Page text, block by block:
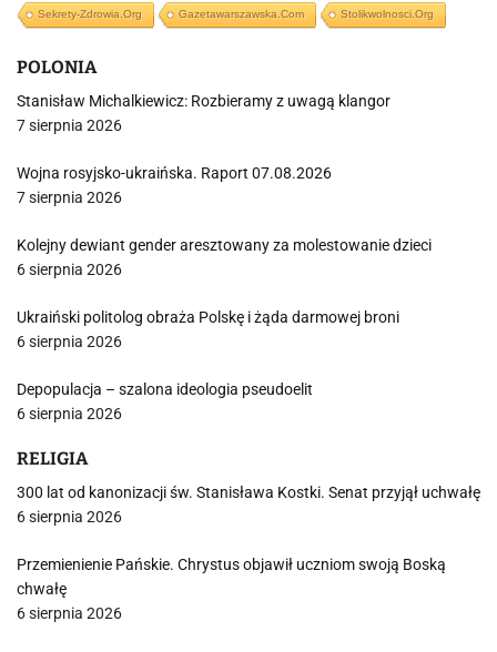
Sekrety-Zdrowia.org Gazetawarszawska.com Stolikwolnosci.org
POLONIA
Stanisław Michalkiewicz: Rozbieramy z uwagą klangor
7 sierpnia 2026
Wojna rosyjsko-ukraińska. Raport 07.08.2026
7 sierpnia 2026
Kolejny dewiant gender aresztowany za molestowanie dzieci
6 sierpnia 2026
Ukraiński politolog obraża Polskę i żąda darmowej broni
6 sierpnia 2026
Depopulacja – szalona ideologia pseudoelit
6 sierpnia 2026
RELIGIA
300 lat od kanonizacji św. Stanisława Kostki. Senat przyjął uchwałę
6 sierpnia 2026
Przemienienie Pańskie. Chrystus objawił uczniom swoją Boską
chwałę
6 sierpnia 2026